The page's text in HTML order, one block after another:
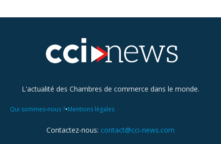
L'actualité des Chambres de commerce dans le monde.
Qui sommes-nous ?•Mentions légales
Contactez-nous: contact@cci-news.com